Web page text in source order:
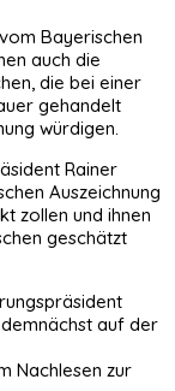
Bayerischen
auch die
die bei einer
gehandelt
würdigen.
Rainer
Auszeichnung
zollen und ihnen
geschätzt
auf der
Nachlesen zur